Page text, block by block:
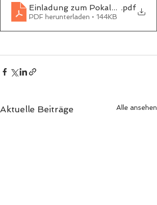
Einladung zum Pokalschießen
.pdf
PDF herunterladen • 144KB
Aktuelle Beiträge Alle ansehen